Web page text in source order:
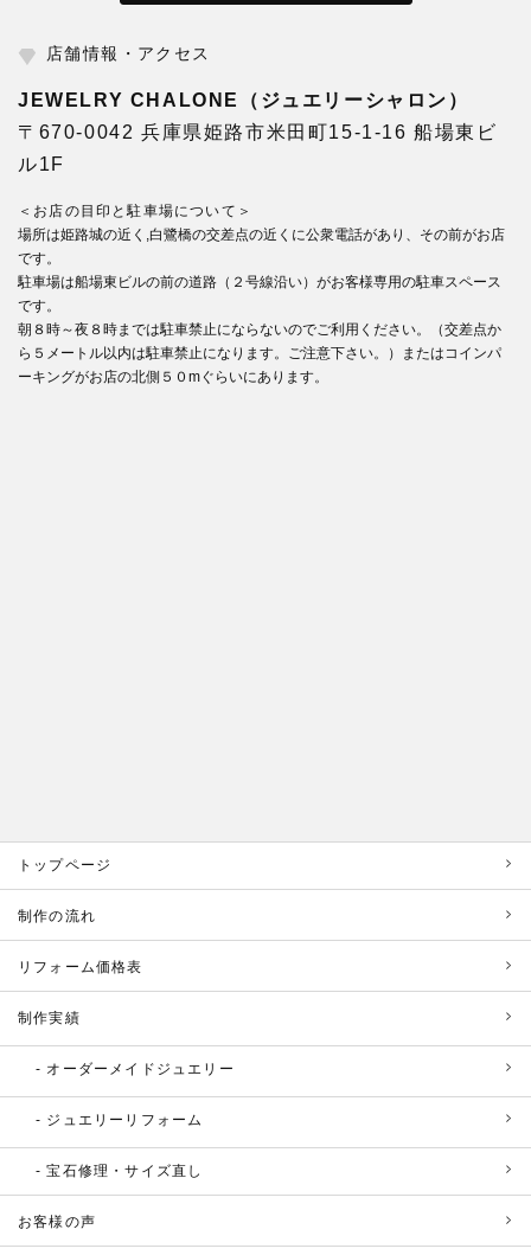
店舗情報・アクセス
JEWELRY CHALONE（ジュエリーシャロン）
〒670-0042 兵庫県姫路市米田町15-1-16 船場東ビ
ル1F
＜お店の目印と駐車場について＞
場所は姫路城の近く,白鷺橋の交差点の近くに公衆電話があり、その前がお店
です。
駐車場は船場東ビルの前の道路（２号線沿い）がお客様専用の駐車スペース
です。
朝８時～夜８時までは駐車禁止にならないのでご利用ください。（交差点か
ら５メートル以内は駐車禁止になります。ご注意下さい。）またはコインパ
ーキングがお店の北側５０mぐらいにあります。
トップページ
制作の流れ
リフォーム価格表
制作実績
オーダーメイドジュエリー
ジュエリーリフォーム
宝石修理・サイズ直し
お客様の声